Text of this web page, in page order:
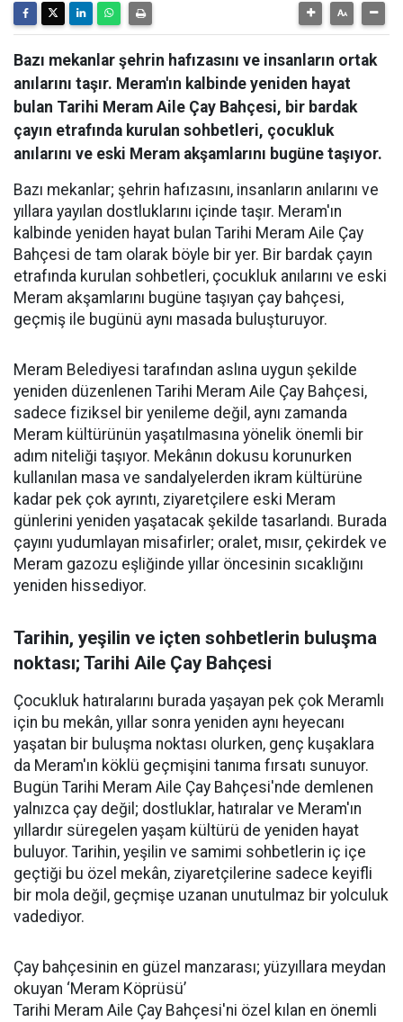
Bazı mekanlar şehrin hafızasını ve insanların ortak
anılarını taşır. Meram'ın kalbinde yeniden hayat
bulan Tarihi Meram Aile Çay Bahçesi, bir bardak
çayın etrafında kurulan sohbetleri, çocukluk
anılarını ve eski Meram akşamlarını bugüne taşıyor.
Bazı mekanlar; şehrin hafızasını, insanların anılarını ve
yıllara yayılan dostluklarını içinde taşır. Meram'ın
kalbinde yeniden hayat bulan Tarihi Meram Aile Çay
Bahçesi de tam olarak böyle bir yer. Bir bardak çayın
etrafında kurulan sohbetleri, çocukluk anılarını ve eski
Meram akşamlarını bugüne taşıyan çay bahçesi,
geçmiş ile bugünü aynı masada buluşturuyor.
Meram Belediyesi tarafından aslına uygun şekilde
yeniden düzenlenen Tarihi Meram Aile Çay Bahçesi,
sadece fiziksel bir yenileme değil, aynı zamanda
Meram kültürünün yaşatılmasına yönelik önemli bir
adım niteliği taşıyor. Mekânın dokusu korunurken
kullanılan masa ve sandalyelerden ikram kültürüne
kadar pek çok ayrıntı, ziyaretçilere eski Meram
günlerini yeniden yaşatacak şekilde tasarlandı. Burada
çayını yudumlayan misafirler; oralet, mısır, çekirdek ve
Meram gazozu eşliğinde yıllar öncesinin sıcaklığını
yeniden hissediyor.
Tarihin, yeşilin ve içten sohbetlerin buluşma
noktası; Tarihi Aile Çay Bahçesi
Çocukluk hatıralarını burada yaşayan pek çok Meramlı
için bu mekân, yıllar sonra yeniden aynı heyecanı
yaşatan bir buluşma noktası olurken, genç kuşaklara
da Meram'ın köklü geçmişini tanıma fırsatı sunuyor.
Bugün Tarihi Meram Aile Çay Bahçesi'nde demlenen
yalnızca çay değil; dostluklar, hatıralar ve Meram'ın
yıllardır süregelen yaşam kültürü de yeniden hayat
buluyor. Tarihin, yeşilin ve samimi sohbetlerin iç içe
geçtiği bu özel mekân, ziyaretçilerine sadece keyifli
bir mola değil, geçmişe uzanan unutulmaz bir yolculuk
vadediyor.
Çay bahçesinin en güzel manzarası; yüzyıllara meydan
okuyan ‘Meram Köprüsü’
Tarihi Meram Aile Çay Bahçesi'ni özel kılan en önemli